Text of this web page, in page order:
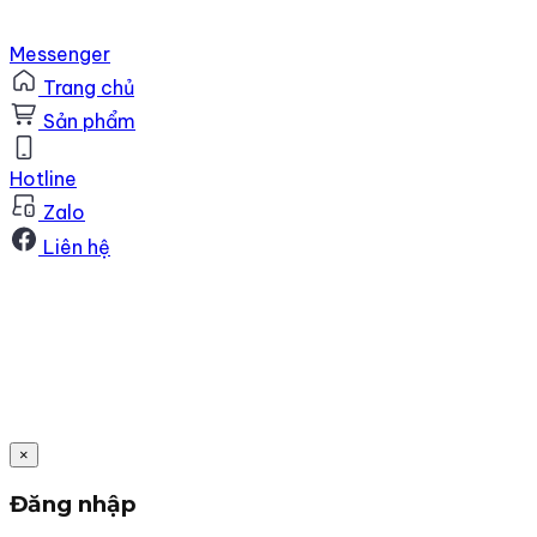
Messenger
Trang chủ
Sản phẩm
Hotline
Zalo
Liên hệ
×
Đăng nhập